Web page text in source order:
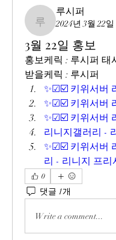
루시퍼
루시퍼
2024년 3월 22일
3월 22일 홍보
홍보케릭 : 루시퍼 태
받을케릭 : 루시퍼
✨☑☑️ 키위서버
✨☑☑️ 키위서버
✨☑☑️ 키위서버
리니지갤러리 -
✨☑☑️ 키위서버
리 - 리니지 프
0
댓글 1개
Write a comment...